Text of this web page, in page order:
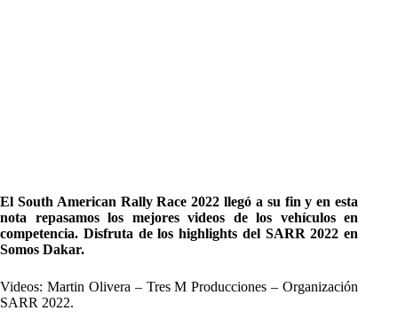
El South American Rally Race 2022 llegó a su fin y en esta
nota repasamos los mejores videos de los vehículos en
competencia. Disfruta de los highlights del SARR 2022 en
Somos Dakar.
Videos: Martin Olivera – Tres M Producciones – Organización
SARR 2022.